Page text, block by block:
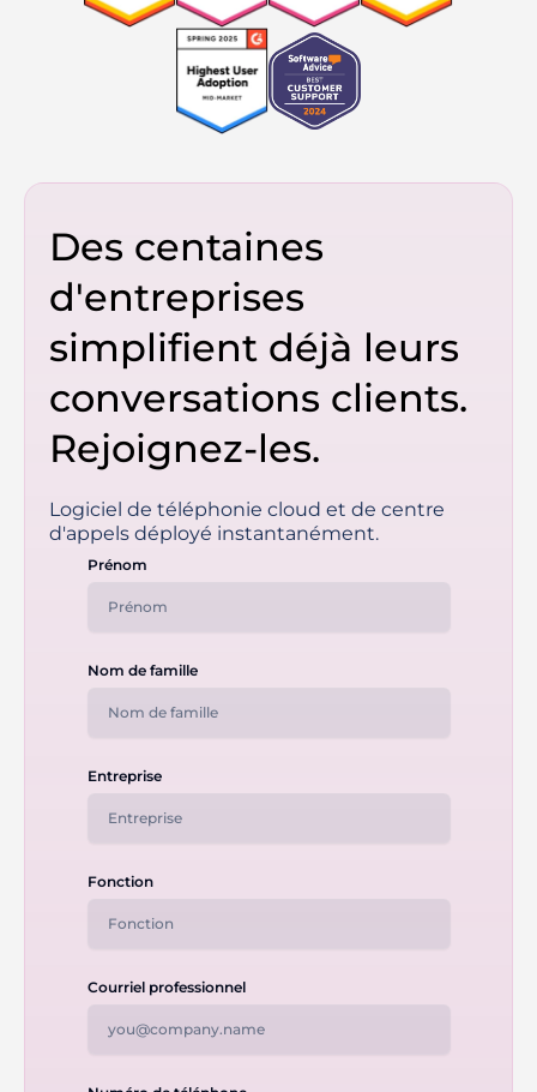
Des centaines
d'entreprises
simplifient déjà leurs
conversations clients.
Rejoignez-les.
Logiciel de téléphonie cloud et de centre
d'appels déployé instantanément.
Prénom
Nom de famille
Entreprise
Fonction
Courriel professionnel